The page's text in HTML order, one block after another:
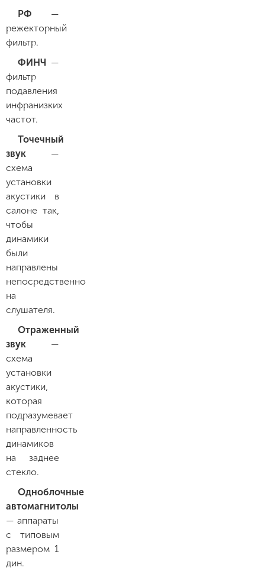
РФ —
режекторный
фильтр.
ФИНЧ —
фильтр
подавления
инфранизких
частот.
Точечный
звук —
схема
установки
акустики в
салоне так,
чтобы
динамики
были
направлены
непосредственно
на
слушателя.
Отраженный
звук —
схема
установки
акустики,
которая
подразумевает
направленность
динамиков
на заднее
стекло.
Одноблочные
автомагнитолы
— аппараты
с типовым
размером 1
дин.